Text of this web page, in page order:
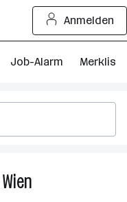
Anmelden
Job-Alarm Merkliste
Wien